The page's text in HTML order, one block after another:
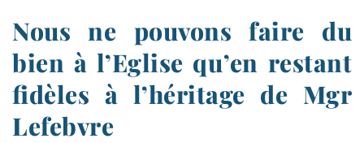
Nous ne pouvons faire du
bien à l’Eglise qu’en restant
fidèles à l’héritage de Mgr
Lefebvre